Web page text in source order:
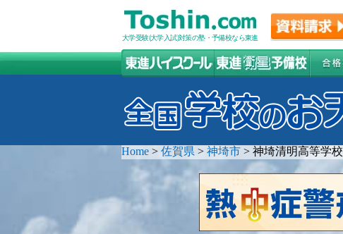
大学受験(大学入試)対策の塾・予備校なら東進
Home > 佐賀県 > 神埼市 > 神埼清明高等学校